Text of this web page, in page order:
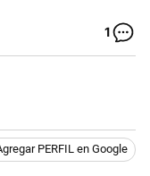
1
PERFIL en Google